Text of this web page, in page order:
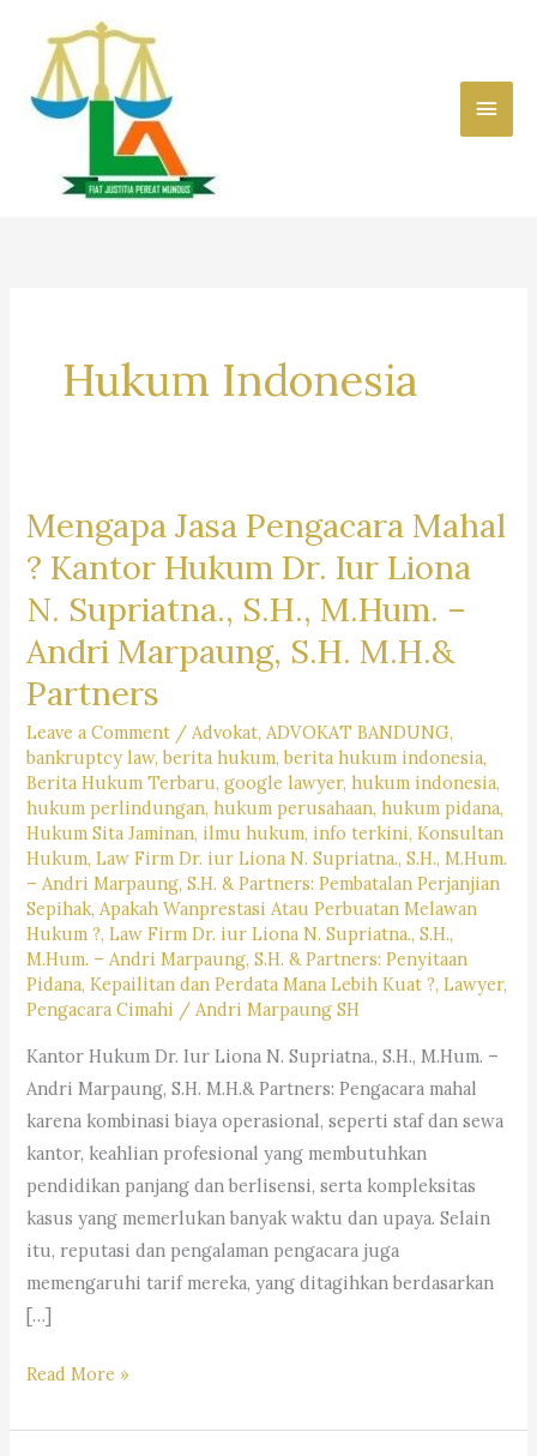
content
Main
Hukum Indonesia
Mengapa Jasa Pengacara Mahal
? Kantor Hukum Dr. Iur Liona
N. Supriatna., S.H., M.Hum. –
Andri Marpaung, S.H. M.H.&
Partners
Leave a Comment /Advokat,ADVOKAT BANDUNG,
bankruptcy law,berita hukum,berita hukum indonesia,
Berita Hukum Terbaru,google lawyer,hukum indonesia,
hukum perlindungan,hukum perusahaan,hukum pidana,
Hukum Sita Jaminan, ilmu hukum, info terkini,Konsultan
Hukum,Law Firm Dr. iur Liona N. Supriatna., S.H., M.Hum.
– Andri Marpaung, S.H. & Partners: Pembatalan Perjanjian
Sepihak, Apakah Wanprestasi Atau Perbuatan Melawan
Hukum ?,Law Firm Dr. iur Liona N. Supriatna., S.H.,
M.Hum. – Andri Marpaung, S.H. & Partners: Penyitaan
Pidana, Kepailitan dan Perdata Mana Lebih Kuat ?,Lawyer,
Pengacara Cimahi /Andri Marpaung SH
Kantor Hukum Dr. Iur Liona N. Supriatna., S.H., M.Hum. –
Andri Marpaung, S.H. M.H.& Partners: Pengacara mahal
karena kombinasi biaya operasional, seperti staf dan sewa
kantor, keahlian profesional yang membutuhkan
pendidikan panjang dan berlisensi, serta kompleksitas
kasus yang memerlukan banyak waktu dan upaya. Selain
itu, reputasi dan pengalaman pengacara juga
memengaruhi tarif mereka, yang ditagihkan berdasarkan
[…]
Mengapa
Pengacara
Read More »